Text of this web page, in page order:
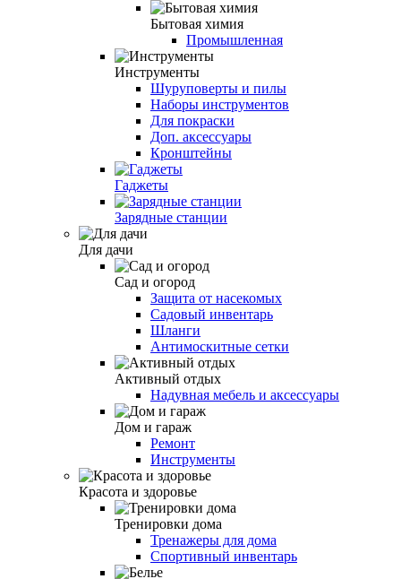
Бытовая химия
Промышленная
Инструменты
Шуруповерты и пилы
Наборы инструментов
Для покраски
Доп. аксессуары
Кронштейны
Гаджеты
Зарядные станции
Для дачи
Сад и огород
Защита от насекомых
Садовый инвентарь
Шланги
Антимоскитные сетки
Активный отдых
Надувная мебель и аксессуары
Дом и гараж
Ремонт
Инструменты
Красота и здоровье
Тренировки дома
Тренажеры для дома
Спортивный инвентарь